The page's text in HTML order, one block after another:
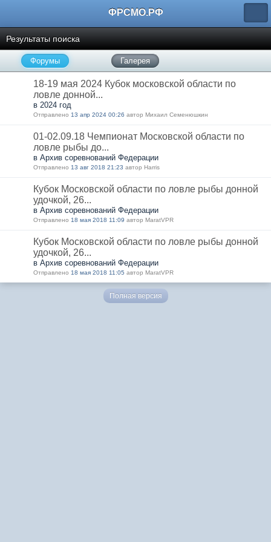
ФРСМО.РФ
Результаты поиска
Форумы Галерея
18-19 мая 2024 Кубок московской области по
ловле донной...
в 2024 год
Отправлено 13 апр 2024 00:26 автор Михаил Семенюшкин
01-02.09.18 Чемпионат Московской области по
ловле рыбы до...
в Архив соревнований Федерации
Отправлено 13 авг 2018 21:23 автор Harris
Кубок Московской области по ловле рыбы донной
удочкой, 26...
в Архив соревнований Федерации
Отправлено 18 мая 2018 11:09 автор MaratVPR
Кубок Московской области по ловле рыбы донной
удочкой, 26...
в Архив соревнований Федерации
Отправлено 18 мая 2018 11:05 автор MaratVPR
Полная версия